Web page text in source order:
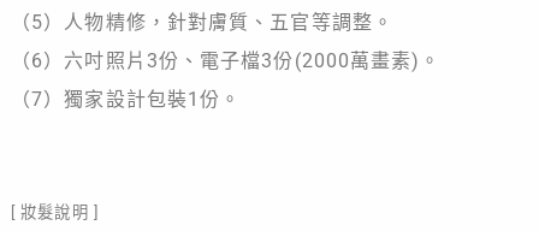
（5）人物精修，針對膚質、五官等調整。
（6）六吋照片3份、電子檔3份(2000萬畫素)。
（7）獨家設計包裝1份 。
[ 妝髮說明 ]